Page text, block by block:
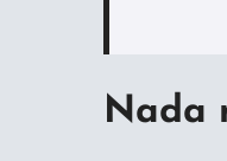
Nada